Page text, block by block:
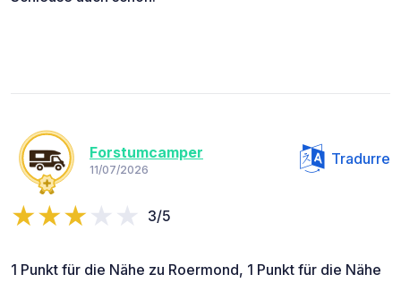
Forstumcamper
11/07/2026
Tradurre
3/5
1 Punkt für die Nähe zu Roermond, 1 Punkt für die Nähe